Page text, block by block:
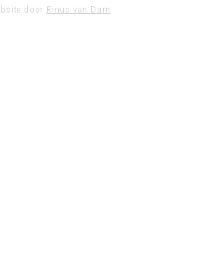
door Rinus van Dam